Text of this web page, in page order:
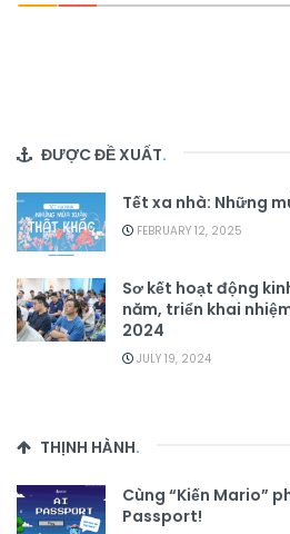
ĐƯỢC ĐỀ XUẤT.
Tết xa nhà: Những
FEBRUARY 12, 2025
Sơ kết hoạt động
năm, triển khai
2024
JULY 19, 2024
THỊNH HÀNH.
Cùng “Kiến Mario”
Passport!